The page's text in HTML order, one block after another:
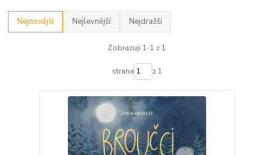
Nejnovější Nejlevnější Nejdražší
Zobrazuji 1-1 z 1
strana z 1